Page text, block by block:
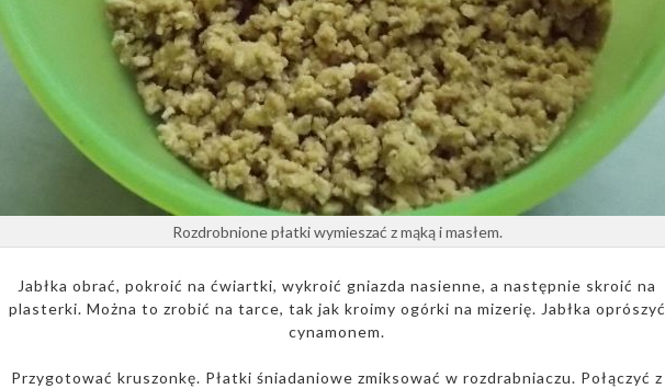
Rozdrobnione płatki wymieszać z mąką i masłem.
Jabłka obrać, pokroić na ćwiartki, wykroić gniazda nasienne, a następnie skroić na
plasterki. Można to zrobić na tarce, tak jak kroimy ogórki na mizerię. Jabłka oprószyć
cynamonem.
Przygotować kruszonkę. Płatki śniadaniowe zmiksować w rozdrabniaczu. Połączyć z